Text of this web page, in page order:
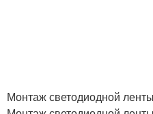
Монтаж светодиодной